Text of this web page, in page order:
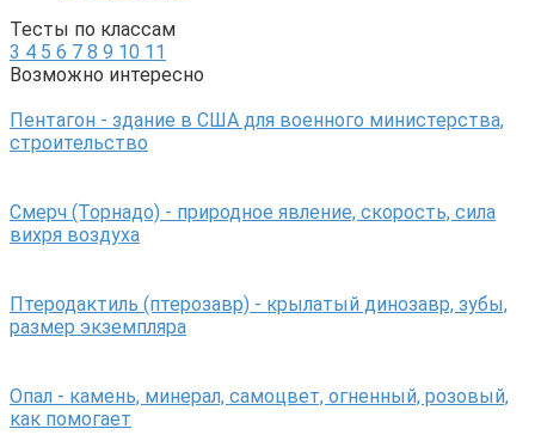
Тесты по классам
3 4 5 6 7 8 9 10 11
Возможно интересно
Пентагон - здание в США для военного министерства,
строительство
Смерч (Торнадо) - природное явление, скорость, сила
вихря воздуха
Птеродактиль (птерозавр) - крылатый динозавр, зубы,
размер экземпляра
Опал - камень, минерал, самоцвет, огненный, розовый,
как помогает